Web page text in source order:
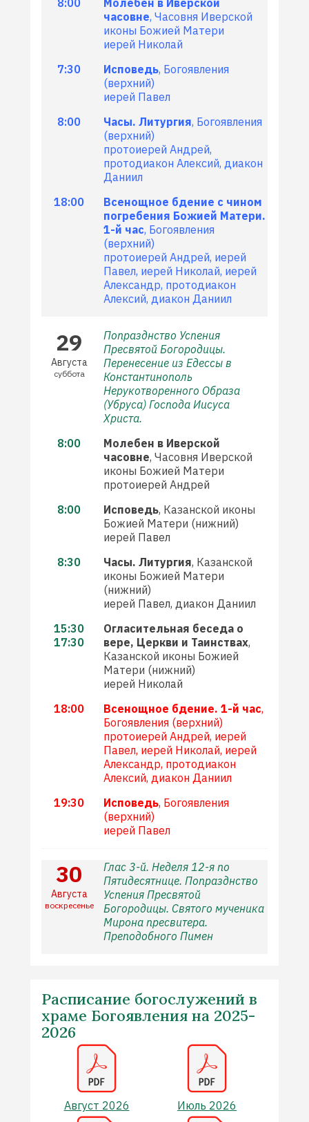
8:00
Молебен в Иверской
часовне, Часовня Иверской
иконы Божией Матери
иерей Николай
7:30
Исповедь, Богоявления
(верхний)
иерей Павел
8:00
Часы. Литургия, Богоявления
(верхний)
протоиерей Андрей,
протодиакон Алексий, диакон
Даниил
18:00
Всенощное бдение с чином
погребения Божией Матери.
1-й час, Богоявления
(верхний)
протоиерей Андрей, иерей
Павел, иерей Николай, иерей
Александр, протодиакон
Алексий, диакон Даниил
29
Августа
суббота
Попразднство Успения
Пресвятой Богородицы.
Перенесение из Едессы в
Константинополь
Нерукотворенного Образа
(Убруса) Господа Иисуса
Христа.
8:00
Молебен в Иверской
часовне, Часовня Иверской
иконы Божией Матери
протоиерей Андрей
8:00
Исповедь, Казанской иконы
Божией Матери (нижний)
иерей Павел
8:30
Часы. Литургия, Казанской
иконы Божией Матери
(нижний)
иерей Павел, диакон Даниил
15:30
17:30
Огласительная беседа о
вере, Церкви и Таинствах,
Казанской иконы Божией
Матери (нижний)
иерей Николай
18:00
Всенощное бдение. 1-й час,
Богоявления (верхний)
протоиерей Андрей, иерей
Павел, иерей Николай, иерей
Александр, протодиакон
Алексий, диакон Даниил
19:30
Исповедь, Богоявления
(верхний)
иерей Павел
30
Августа
воскресенье
Глас 3-й. Неделя 12-я по
Пятидесятнице. Попразднство
Успения Пресвятой
Богородицы. Святого мученика
Мирона пресвитера.
Преподобного Пимен
Расписание богослужений в
храме Богоявления на 2025-
2026
Август 2026 Июль 2026